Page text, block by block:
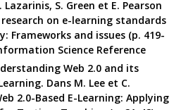
Lazarinis, S. Green et E. Pearson
on e-learning standards
Frameworks and issues (p. 419-
Science Reference
Web 2.0 and its
Dans M. Lee et C.
2.0-Based E-Learning: Applying